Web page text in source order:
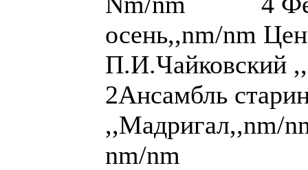
осень,,nm/nm
П.И.Чайковский
2Ансамбль
,,Мадригал,,nm/
nm/nm 4